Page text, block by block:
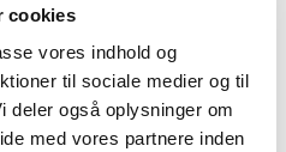
cookies
vores indhold og
til sociale medier og til
deler også oplysninger om
med vores partnere inden